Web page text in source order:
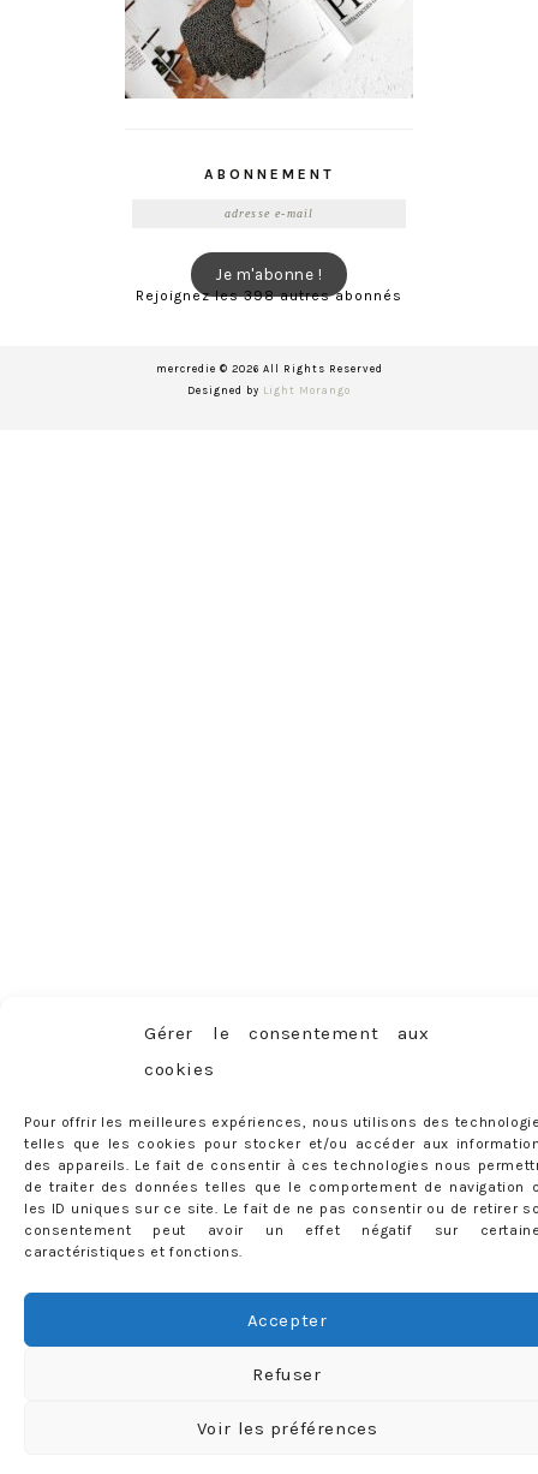
Gérer le consentement aux
cookies
Pour offrir les meilleures expériences, nous utilisons des
telles que les cookies pour stocker et/ou accéder aux
des appareils. Le fait de consentir à ces technologies nous
de traiter des données telles que le comportement de navigation
les ID uniques sur ce site. Le fait de ne pas consentir ou de retirer
consentement peut avoir un effet négatif sur
caractéristiques et fonctions.
Accepter
Refuser
Voir les préférences
ABONNEMENT
Je m'abonne !
Rejoignez les 398 autres abonnés
mercredie © 2026 All Rights Reserved
Designed by Light Morango